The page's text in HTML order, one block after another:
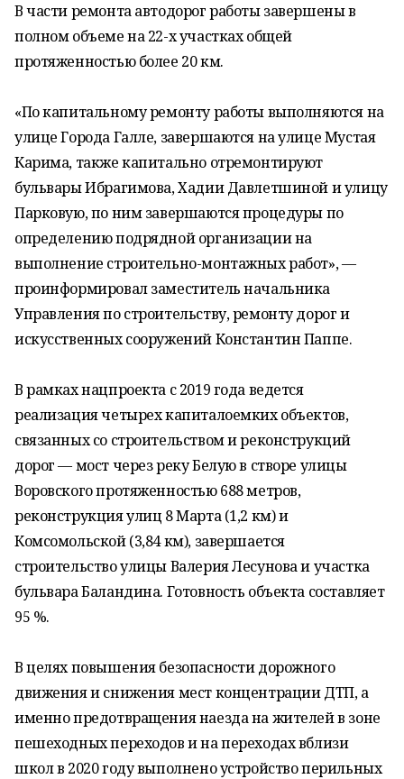
В части ремонта автодорог работы завершены в
полном объеме на 22-х участках общей
протяженностью более 20 км.
«По капитальному ремонту работы выполняются на
улице Города Галле, завершаются на улице Мустая
Карима, также капитально отремонтируют
бульвары Ибрагимова, Хадии Давлетшиной и улицу
Парковую, по ним завершаются процедуры по
определению подрядной организации на
выполнение строительно-монтажных работ», —
проинформировал заместитель начальника
Управления по строительству, ремонту дорог и
искусственных сооружений Константин Паппе.
В рамках нацпроекта с 2019 года ведется
реализация четырех капиталоемких объектов,
связанных со строительством и реконструкций
дорог — мост через реку Белую в створе улицы
Воровского протяженностью 688 метров,
реконструкция улиц 8 Марта (1,2 км) и
Комсомольской (3,84 км), завершается
строительство улицы Валерия Лесунова и участка
бульвара Баландина. Готовность объекта составляет
95 %.
В целях повышения безопасности дорожного
движения и снижения мест концентрации ДТП, а
именно предотвращения наезда на жителей в зоне
пешеходных переходов и на переходах вблизи
школ в 2020 году выполнено устройство перильных